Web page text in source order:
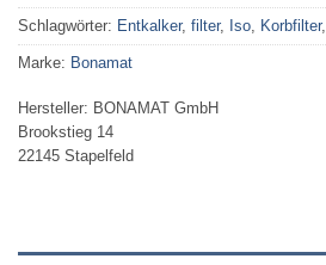
Schlagwörter: Entkalker, filter, Iso, Korbfilter,
Marke: Bonamat
Hersteller: BONAMAT GmbH
Brookstieg 14
22145 Stapelfeld